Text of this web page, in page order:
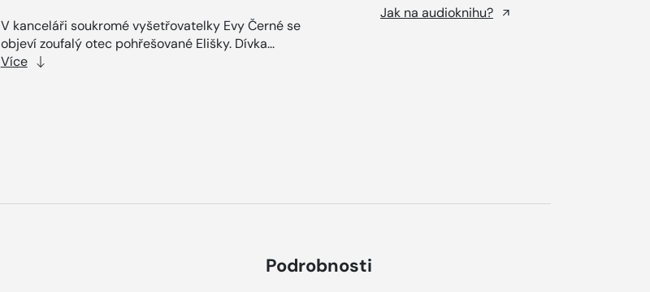
V kanceláři soukromé vyšetřovatelky Evy Černé se
objeví zoufalý otec pohřešované Elišky. Dívka...
Více
Jak na audioknihu?
Podrobnosti